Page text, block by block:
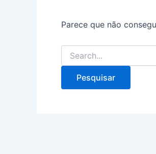
Parece que não